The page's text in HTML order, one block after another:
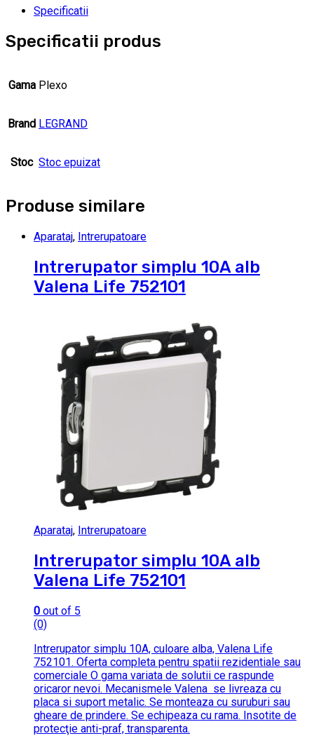
Specificatii
Specificatii produs
Gama Plexo
Brand LEGRAND
Stoc Stoc epuizat
Produse similare
Aparataj, Intrerupatoare
Intrerupator simplu 10A alb
Valena Life 752101
Aparataj, Intrerupatoare
Intrerupator simplu 10A alb
Valena Life 752101
0 out of 5
(0)
Intrerupator simplu 10A, culoare alba, Valena Life
752101. Oferta completa pentru spatii rezidentiale sau
comerciale O gama variata de solutii ce raspunde
oricaror nevoi. Mecanismele Valena se livreaza cu
placa si suport metalic. Se monteaza cu suruburi sau
gheare de prindere. Se echipeaza cu rama. Insotite de
protecţie anti-praf, transparenta.